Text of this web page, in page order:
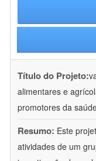
Título do Projeto:
alimentares e
promotores da
Resumo: Este
atividades de um